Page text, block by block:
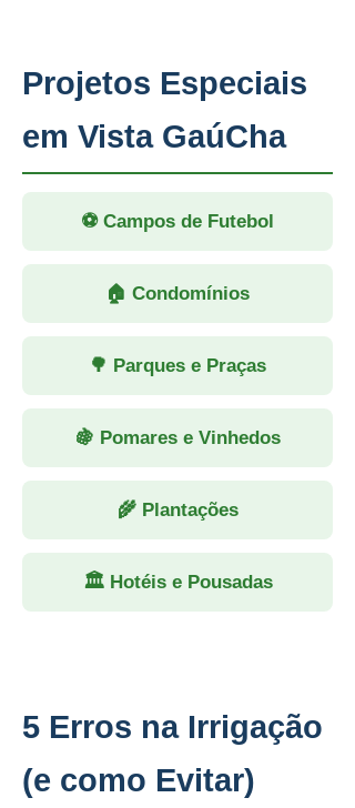
Projetos Especiais
em Vista GaúCha
⚽ Campos de Futebol
🏠 Condomínios
🌳 Parques e Praças
🍇 Pomares e Vinhedos
🌾 Plantações
🏛 Hotéis e Pousadas
5 Erros na Irrigação
(e como Evitar)